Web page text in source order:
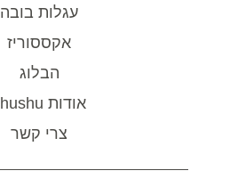
עגלות בובה
אקססוריז
הבלוג
אודות shushu
צרי קשר